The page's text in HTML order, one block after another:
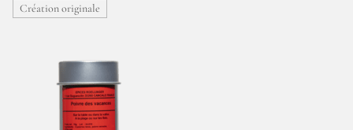
Création originale